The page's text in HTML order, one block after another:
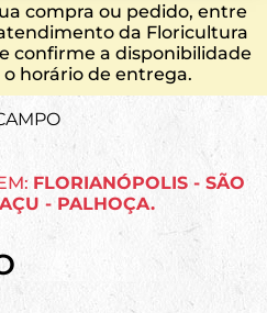
compra ou pedido, entre
da Floricultura
confirme a disponibilidade
horário de entrega.
FLORIANÓPOLIS - SÃO
- PALHOÇA.